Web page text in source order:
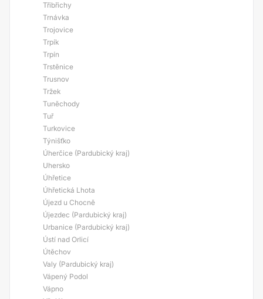
Třibřichy
Trnávka
Trojovice
Trpík
Trpín
Trstěnice
Trusnov
Tržek
Tuněchody
Tuř
Turkovice
Týnišťko
Úherčice (Pardubický kraj)
Uhersko
Úhřetice
Úhřetická Lhota
Újezd u Chocně
Újezdec (Pardubický kraj)
Urbanice (Pardubický kraj)
Ústí nad Orlicí
Útěchov
Valy (Pardubický kraj)
Vápený Podol
Vápno